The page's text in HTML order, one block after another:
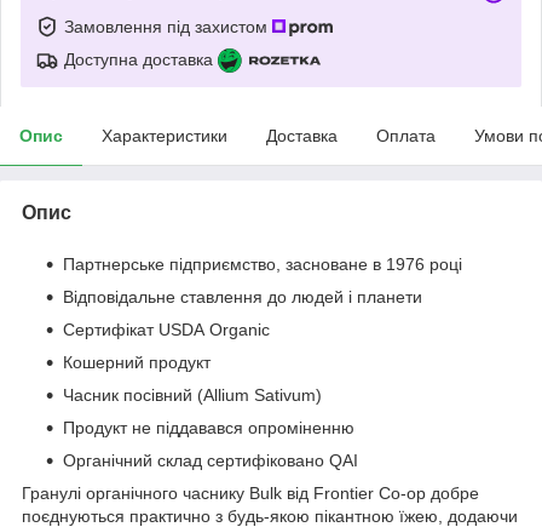
Замовлення під захистом
Доступна доставка
Опис Характеристики Доставка Оплата Умови
Опис
Партнерське підприємство, засноване в 1976 році
Відповідальне ставлення до людей і планети
Сертифікат USDA Organic
Кошерний продукт
Часник посівний (Allium Sativum)
Продукт не піддавався опроміненню
Органічний склад сертифіковано QAI
Гранулі органічного часнику Bulk від Frontier Co-op добре
поєднуються практично з будь-якою пікантною їжею, додаючи